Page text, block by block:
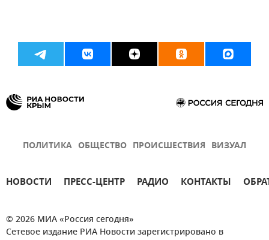
ПОЛИТИКА ОБЩЕСТВО ПРОИСШЕСТВИЯ ВИЗУАЛ
НОВОСТИ ПРЕСС-ЦЕНТР РАДИО КОНТАКТЫ
© 2026 МИА «Россия сегодня»
Сетевое издание РИА Новости зарегистрировано в